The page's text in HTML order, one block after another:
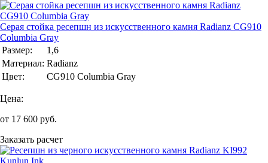
Серая стойка ресепшн из искусственного камня Radianz CG910
Columbia Gray
Размер:
1,6
Материал: Radianz
Цвет:
CG910 Columbia Gray
Цена:
от 17 600 руб.
Заказать расчет